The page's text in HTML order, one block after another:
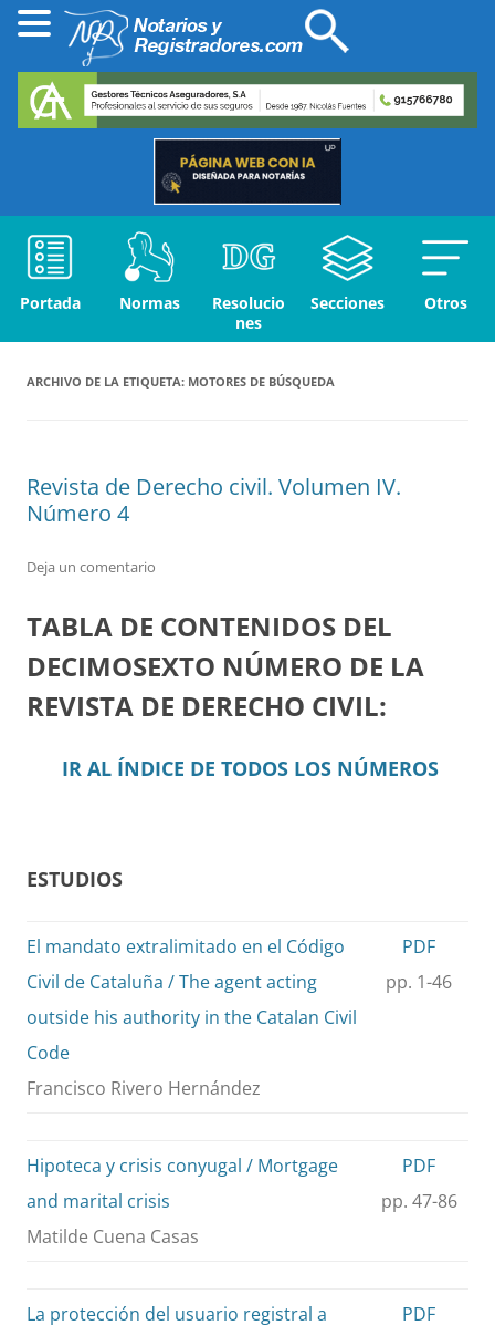
Portada Normas
Resolucio
nes
Secciones Otros
ARCHIVO DE LA ETIQUETA: MOTORES DE BÚSQUEDA
Revista de Derecho civil. Volumen IV.
Número 4
Deja un comentario
TABLA DE CONTENIDOS DEL
DECIMOSEXTO NÚMERO DE LA
REVISTA DE DERECHO CIVIL:
IR AL ÍNDICE DE TODOS LOS NÚMEROS
ESTUDIOS
El mandato extralimitado en el Código
Civil de Cataluña / The agent acting
outside his authority in the Catalan Civil
Code
Francisco Rivero Hernández
PDF
pp. 1-46
Hipoteca y crisis conyugal / Mortgage
and marital crisis
Matilde Cuena Casas
PDF
pp. 47-86
La protección del usuario registral a
PDF